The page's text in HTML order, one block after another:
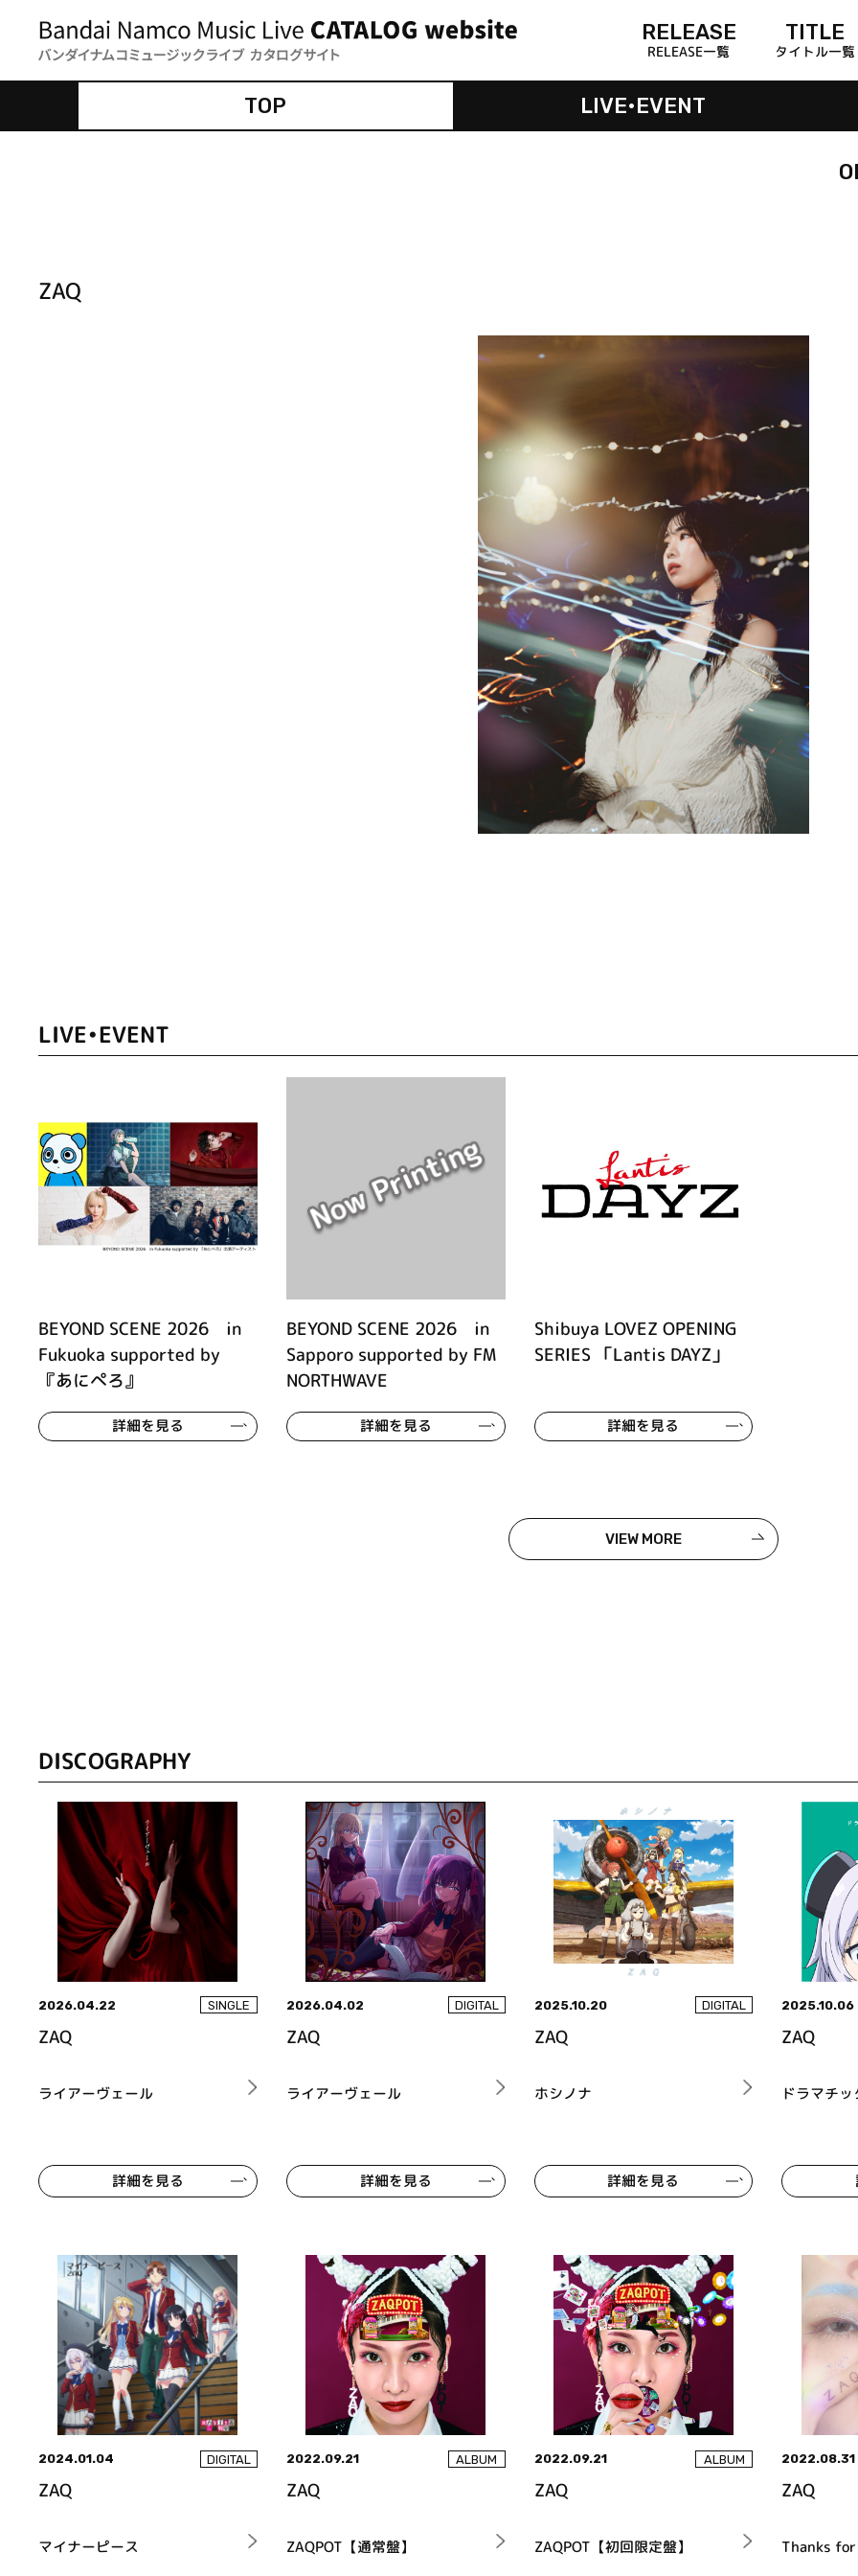
RELEASE
RELEASE一覧
TITLE
タイトル一覧
TOP LIVE•EVENT
ZAQ
LIVE•EVENT
BEYOND SCENE 2026 in
Fukuoka supported by
『あにぺろ』
詳細を見る
BEYOND SCENE 2026 in
Sapporo supported by FM
NORTHWAVE
詳細を見る
Shibuya LOVEZ OPENING
SERIES 「Lantis DAYZ」
詳細を見る
VIEW MORE
DISCOGRAPHY
2026.04.22 SINGLE
ZAQ
ライアーヴェール
詳細を見る
2026.04.02 DIGITAL
ZAQ
ライアーヴェール
詳細を見る
2025.10.20 DIGITAL
ZAQ
ホシノナ
詳細を見る
2025.10.06
ZAQ
ドラマチ
2024.01.04 DIGITAL
ZAQ
マイナーピース
2022.09.21 ALBUM
ZAQ
ZAQPOT【通常盤】
2022.09.21 ALBUM
ZAQ
ZAQPOT【初回限定盤】
2022.08.31
ZAQ
Thanks